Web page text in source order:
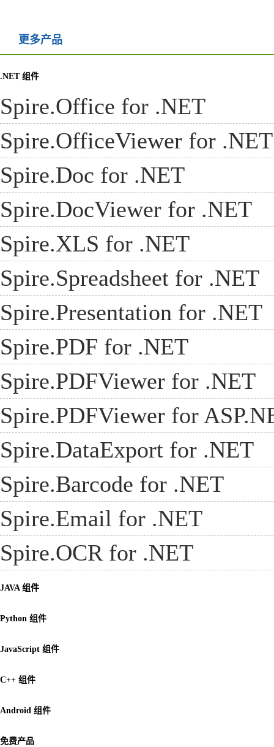
更多产品
.NET 组件
Spire.Office for .NET
Spire.OfficeViewer for .NET
Spire.Doc for .NET
Spire.DocViewer for .NET
Spire.XLS for .NET
Spire.Spreadsheet for .NET
Spire.Presentation for .NET
Spire.PDF for .NET
Spire.PDFViewer for .NET
Spire.PDFViewer for
Spire.DataExport for .NET
Spire.Barcode for .NET
Spire.Email for .NET
Spire.OCR for .NET
JAVA 组件
Python 组件
JavaScript 组件
C++ 组件
Android 组件
免费产品